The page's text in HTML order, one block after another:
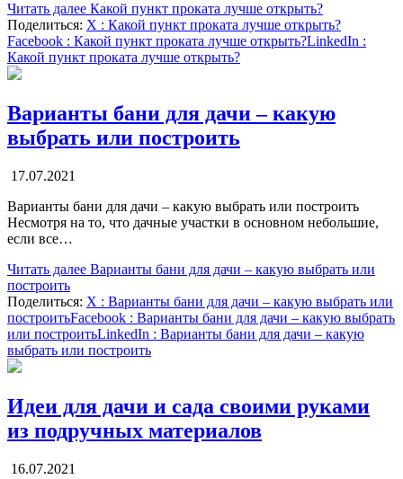
Читать далее Какой пункт проката лучше открыть?
Поделиться: X : Какой пункт проката лучше открыть?
Facebook : Какой пункт проката лучше открыть?LinkedIn :
Какой пункт проката лучше открыть?
Варианты бани для дачи – какую
выбрать или построить
17.07.2021
Варианты бани для дачи – какую выбрать или построить
Несмотря на то, что дачные участки в основном небольшие,
если все…
Читать далее Варианты бани для дачи – какую выбрать или
построить
Поделиться: X : Варианты бани для дачи – какую выбрать или
построитьFacebook : Варианты бани для дачи – какую выбрать
или построитьLinkedIn : Варианты бани для дачи – какую
выбрать или построить
Идеи для дачи и сада своими руками
из подручных материалов
16.07.2021